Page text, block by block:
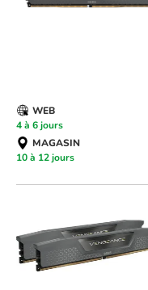
WEB
4 à 6 jours
MAGASIN
10 à 12 jours